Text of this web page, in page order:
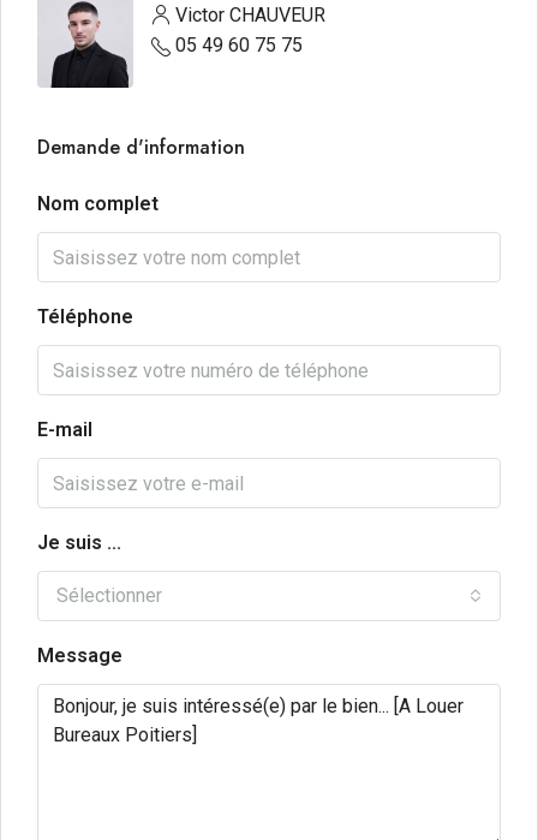
Victor CHAUVEUR
05 49 60 75 75
Demande d'information
Nom complet
Téléphone
E-mail
Je suis ...
Sélectionner
Message